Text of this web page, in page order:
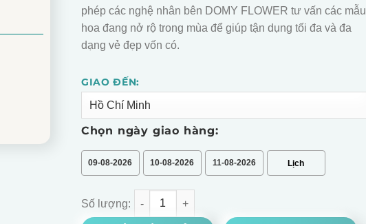
phép các nghệ nhân bên DOMY FLOWER tư vấn các mẫu
hoa đang nở rộ trong mùa để giúp tận dụng tối đa và đa
dạng vẻ đẹp vốn có.
GIAO ĐẾN:
Chọn ngày giao hàng:
09-08-2026 10-08-2026 11-08-2026
HỘP HOA MICA TRƯNG DỊP KỸ NIỆM 30/4 số lượng
Alternative: